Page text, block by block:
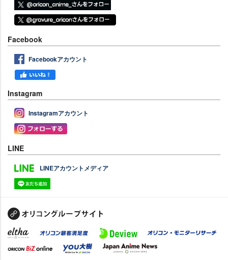
Facebook
Facebookアカウント
Instagram
Instagramアカウント
LINE
LINEアカウントメディア